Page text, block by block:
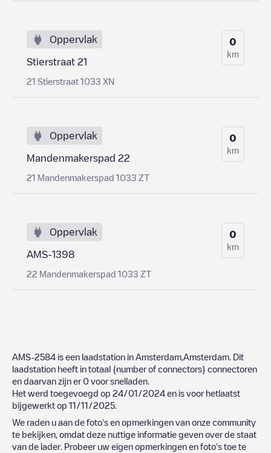
Oppervlak
Stierstraat 21
21 Stierstraat 1033 XN
0
km
Oppervlak
Mandenmakerspad 22
21 Mandenmakerspad 1033 ZT
0
km
Oppervlak
AMS-1398
22 Mandenmakerspad 1033 ZT
0
km
AMS-2584 is een laadstation in Amsterdam Amsterdam . Dit
laadstation heeft in totaal {number of connectors} connectoren
en daarvan zijn er 0 voor snelladen.
Het werd toegevoegd op 24/01/2024 en is voor hetlaatst
bijgewerkt op 11/11/2025
We raden u aan de foto's en opmerkingen van onze community
te bekijken, omdat deze nuttige informatie geven over de staat
van de lader. Probeer uw eigen opmerkingen en foto's toe te